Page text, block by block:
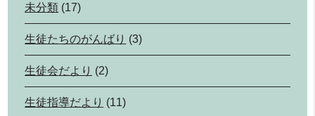
未分類 (17)
生徒たちのがんばり (3)
生徒会だより (2)
生徒指導だより (11)